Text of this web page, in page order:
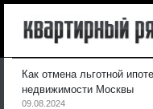
Как отмена льготной
недвижимости Москвы
09.08.2024